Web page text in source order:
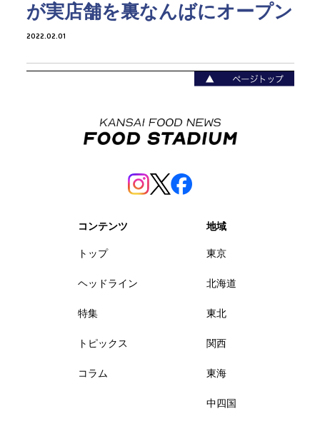
が実店舗を裏なんばにオープン
2022.02.01
コンテンツ
トップ
ヘッドライン
特集
トピックス
コラム
地域
東京
北海道
東北
関西
東海
中四国